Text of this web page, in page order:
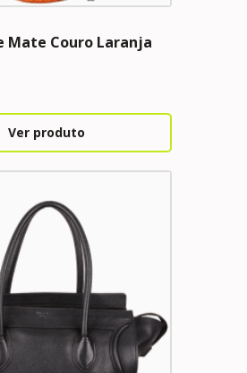
Mate Couro Laranja
Ver produto